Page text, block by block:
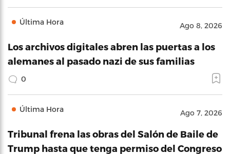
Última Hora Ago 8, 2026
Los archivos digitales abren las puertas a los
alemanes al pasado nazi de sus familias
0
Última Hora Ago 7, 2026
Tribunal frena las obras del Salón de Baile de
Trump hasta que tenga permiso del Congreso